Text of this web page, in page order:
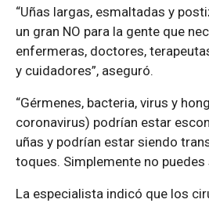
“Uñas largas, esmaltadas y
un gran NO para la gente que
enfermeras, doctores,
y cuidadores”, aseguró.
“Gérmenes, bacteria, virus y
coronavirus) podrían estar
uñas y podrían estar siendo
toques. Simplemente no puedes
La especialista indicó que los